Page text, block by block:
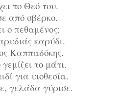
το Θεό του.
από σβέρκο.
ο πεθαμένος;
καρύδι.
Καππαδόκης.
το μάτι.
για υιοθεσία.
γελάδα γύρισε.